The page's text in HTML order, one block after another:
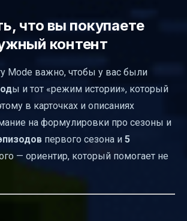
что вы покупаете
контент
Mode важно, чтобы у вас были
ы и тот «режим истории», который
в карточках и описаниях
на формулировки про сезоны и
первого сезона и 5
— ориентир, который помогает не